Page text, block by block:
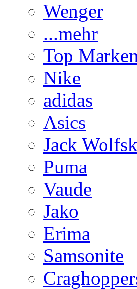
Wenger
...mehr
Top
Nike
adidas
Asics
Jack
Puma
Vaude
Jako
Erima
Samsonite